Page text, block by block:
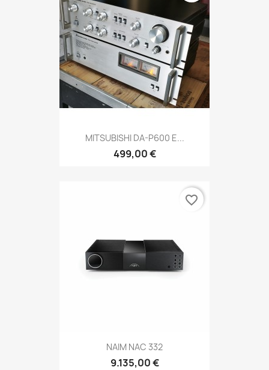
MITSUBISHI DA-P600 E...
499,00 €
NAIM NAC 332
9.135,00 €
favorite_border